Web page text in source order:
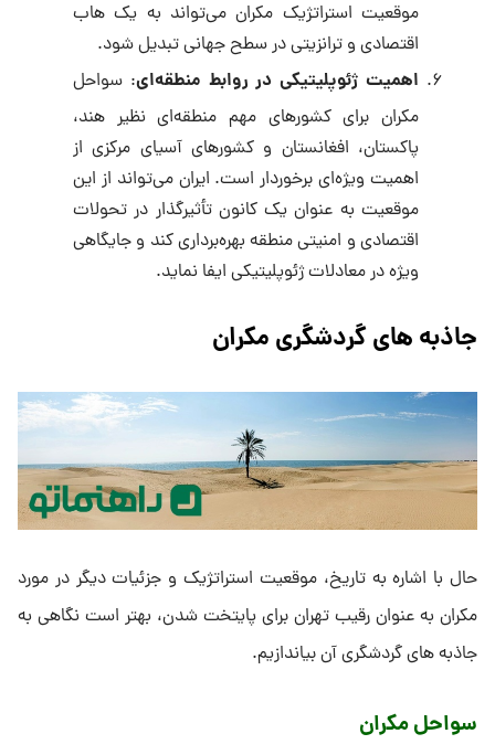
موقعیت استراتژیک مکران می‌تواند به یک هاب
اقتصادی و ترانزیتی در سطح جهانی تبدیل شود.
اهمیت ژئوپلیتیکی در روابط منطقه‌ای: سواحل
مکران برای کشورهای مهم منطقه‌ای نظیر هند،
پاکستان، افغانستان و کشورهای آسیای مرکزی از
اهمیت ویژه‌ای برخوردار است. ایران می‌تواند از این
موقعیت به عنوان یک کانون تأثیرگذار در تحولات
اقتصادی و امنیتی منطقه بهره‌برداری کند و جایگاهی
ویژه در معادلات ژئوپلیتیکی ایفا نماید.
جاذبه های گردشگری مکران
حال با اشاره به تاریخ، موقعیت استراتژیک و جزئیات دیگر در مورد
مکران به عنوان رقیب تهران برای پایتخت شدن، بهتر است نگاهی به
جاذبه های گردشگری آن بیاندازیم.
سواحل مکران